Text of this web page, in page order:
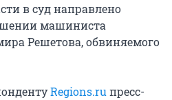
в суд направлено
машиниста
Решетова, обвиняемого
Regions.ru пресс-